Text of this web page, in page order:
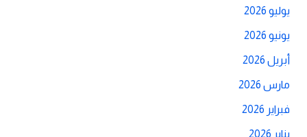
يوليو 2026
يونيو 2026
أبريل 2026
مارس 2026
فبراير 2026
يناير 2026